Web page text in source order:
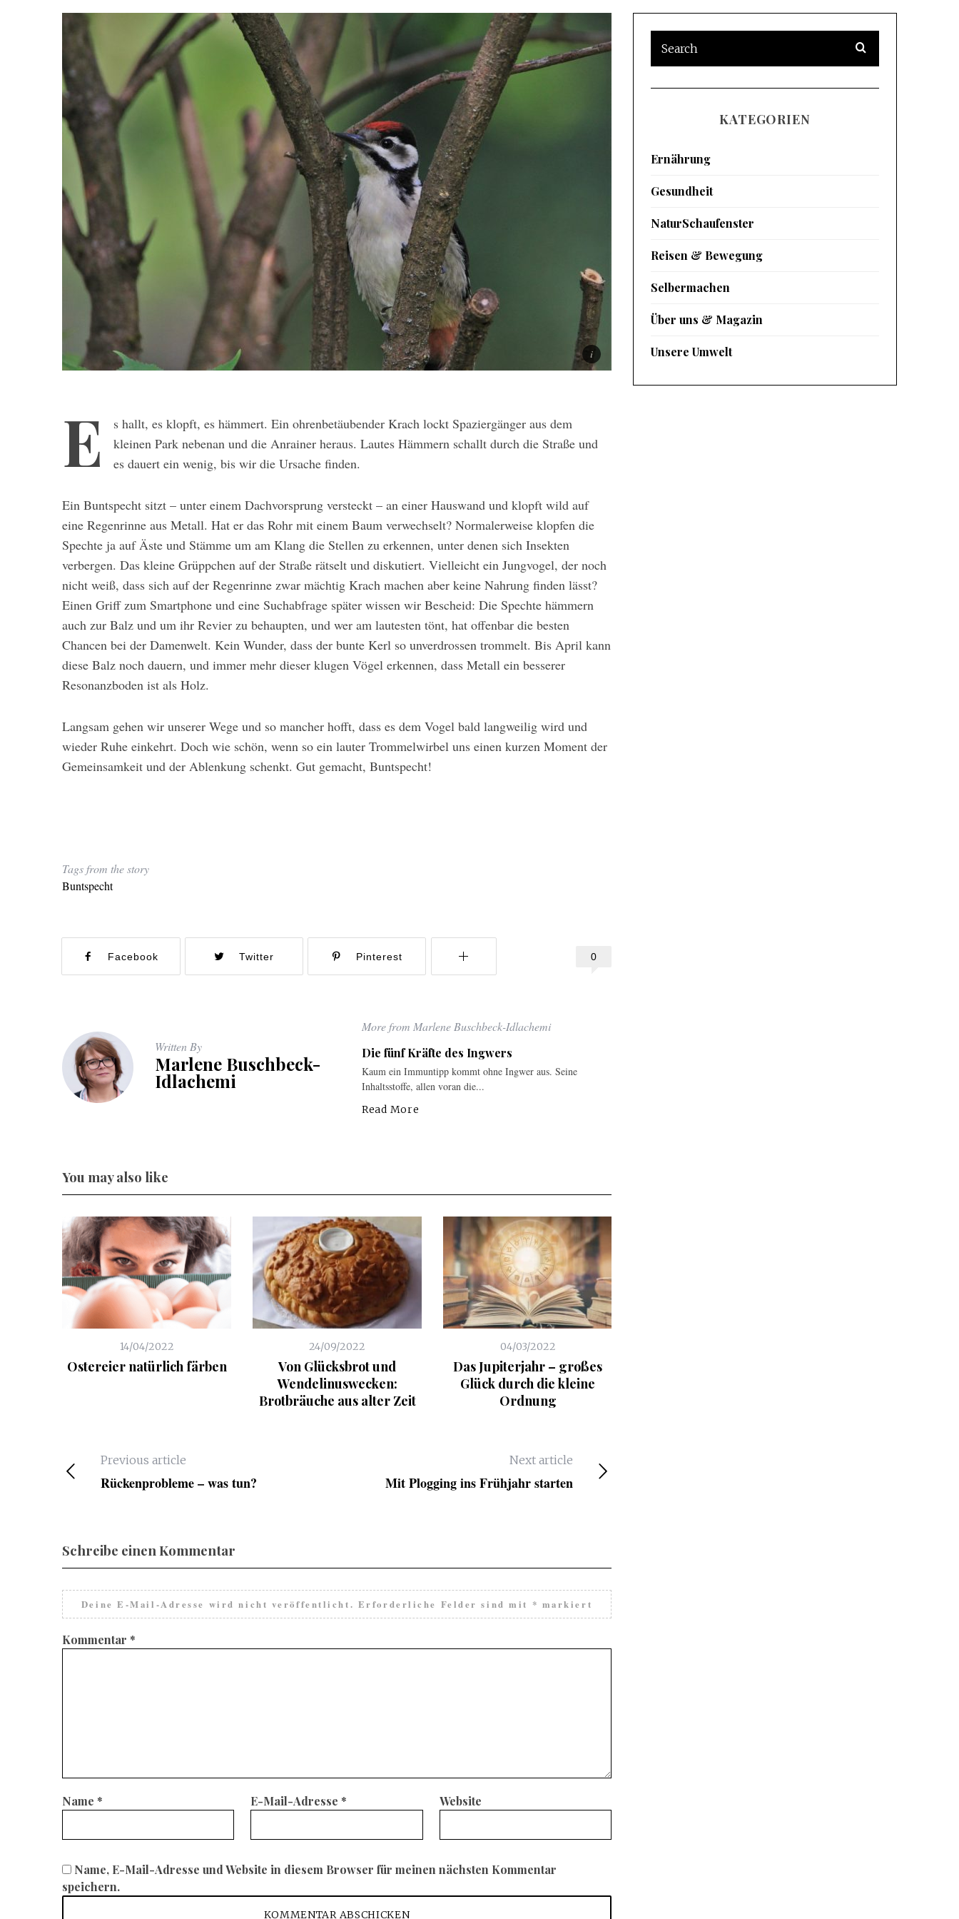
E
s hallt, es klopft, es hämmert. Ein ohrenbetäubender Krach lockt Spaziergänger aus dem
kleinen Park nebenan und die Anrainer heraus. Lautes Hämmern schallt durch die Straße und
es dauert ein wenig, bis wir die Ursache finden.
Ein Buntspecht sitzt – unter einem Dachvorsprung versteckt – an einer Hauswand und klopft wild auf
eine Regenrinne aus Metall. Hat er das Rohr mit einem Baum verwechselt? Normalerweise klopfen die
Spechte ja auf Äste und Stämme um am Klang die Stellen zu erkennen, unter denen sich Insekten
verbergen. Das kleine Grüppchen auf der Straße rätselt und diskutiert. Vielleicht ein Jungvogel, der noch
nicht weiß, dass sich auf der Regenrinne zwar mächtig Krach machen aber keine Nahrung finden lässt?
Einen Griff zum Smartphone und eine Suchabfrage später wissen wir Bescheid: Die Spechte hämmern
auch zur Balz und um ihr Revier zu behaupten, und wer am lautesten tönt, hat offenbar die besten
Chancen bei der Damenwelt. Kein Wunder, dass der bunte Kerl so unverdrossen trommelt. Bis April kann
diese Balz noch dauern, und immer mehr dieser klugen Vögel erkennen, dass Metall ein besserer
Resonanzboden ist als Holz.
Langsam gehen wir unserer Wege und so mancher hofft, dass es dem Vogel bald langweilig wird und
wieder Ruhe einkehrt. Doch wie schön, wenn so ein lauter Trommelwirbel uns einen kurzen Moment der
Gemeinsamkeit und der Ablenkung schenkt. Gut gemacht, Buntspecht!
Tags from the story
Buntspecht
0
Facebook Twitter Pinterest
Written By
Marlene Buschbeck-
Idlachemi
More from Marlene Buschbeck-Idlachemi
Die fünf Kräfte des Ingwers
Kaum ein Immuntipp kommt ohne Ingwer aus. Seine
Inhaltsstoffe, allen voran die...
Read More
You may also like
14/04/2022
Ostereier natürlich färben
24/09/2022
Von Glücksbrot und
Wendelinuswecken:
Brotbräuche aus alter Zeit
04/03/2022
Das Jupiterjahr – großes
Glück durch die kleine
Ordnung
Previous article
Rückenprobleme – was tun?
Next article
Mit Plogging ins Frühjahr starten
Schreibe einen Kommentar
Deine E-Mail-Adresse wird nicht veröffentlicht. Erforderliche Felder sind mit * markiert
Kommentar *
Name * E-Mail-Adresse * Website
Name, E-Mail-Adresse und Website in diesem Browser für meinen nächsten Kommentar
speichern.
KATEGORIEN
Ernährung
Gesundheit
NaturSchaufenster
Reisen & Bewegung
Selbermachen
Über uns & Magazin
Unsere Umwelt